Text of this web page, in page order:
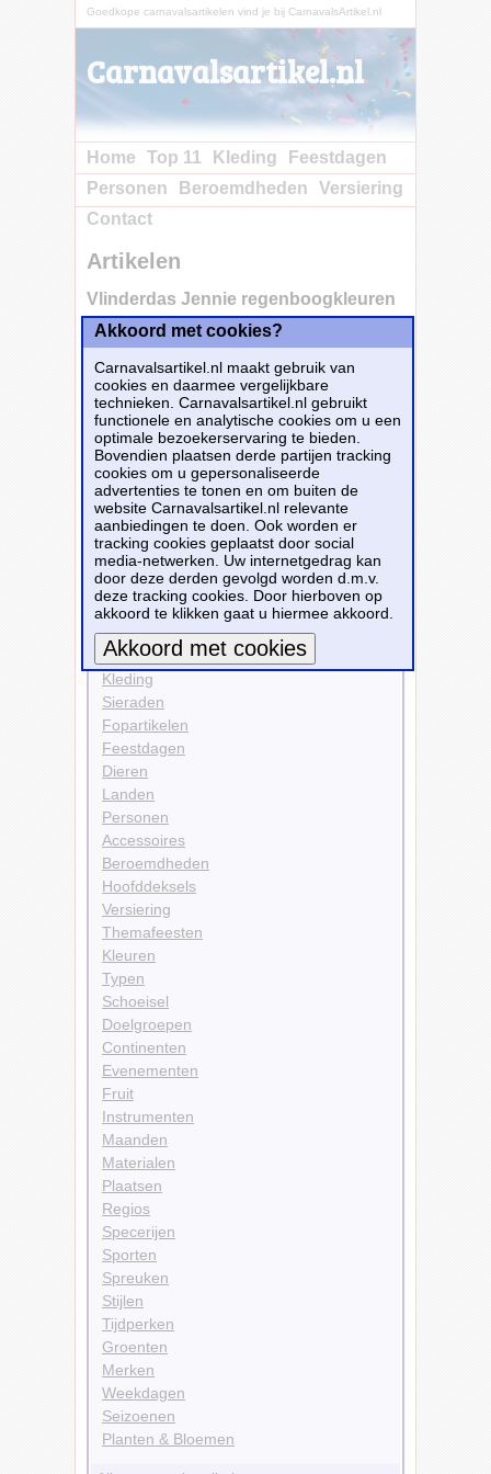
Goedkope carnavalsartikelen vind je bij CarnavalsArtikel.nl
Carnavalsartikel.nl
Home Top 11 Kleding
Feestdagen
Personen
Beroemdheden
Versiering
Contact
Artikelen
Vlinderdas Jennie regenboogkleuren
Koop
nu bij e-Carnavalskleding.nl voor slechts€
3.10!
Dit carnavalsartikelVlinderdas Jennie
regenboogkleurenis te bestellen bijE-
Carnavalskleding.nlvoor€ 3,10
Bestellen
Personen
Vlinderdassen
Bekijk alle carnavalsartikelen
Carnavalsartikelen
Kleding
Sieraden
Fopartikelen
Feestdagen
Dieren
Landen
Personen
Accessoires
Beroemdheden
Hoofddeksels
Versiering
Themafeesten
Kleuren
Typen
Schoeisel
Doelgroepen
Continenten
Evenementen
Fruit
Instrumenten
Maanden
Materialen
Plaatsen
Regios
Specerijen
Sporten
Spreuken
Stijlen
Tijdperken
Groenten
Merken
Weekdagen
Seizoenen
Planten & Bloemen
Akkoord met cookies?
Carnavalsartikel.nl maakt gebruik van
cookies en daarmee vergelijkbare
technieken. Carnavalsartikel.nl gebruikt
functionele en analytische cookies om u een
optimale bezoekerservaring te bieden.
Bovendien plaatsen derde partijen tracking
cookies om u gepersonaliseerde
advertenties te tonen en om buiten de
website Carnavalsartikel.nl relevante
aanbiedingen te doen. Ook worden er
tracking cookies geplaatst door social
media-netwerken. Uw internetgedrag kan
door deze derden gevolgd worden d.m.v.
deze tracking cookies. Door hierboven op
akkoord te klikken gaat u hiermee akkoord.
Meer informatie